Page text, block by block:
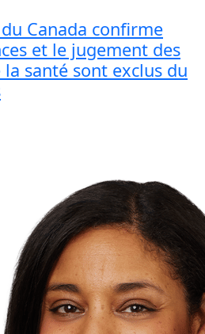
Canada confirme
et le jugement des
santé sont exclus du